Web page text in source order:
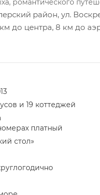
романтического
район, ул.
до центра, 8 км до
и 19 коттеджей
платный
стол»